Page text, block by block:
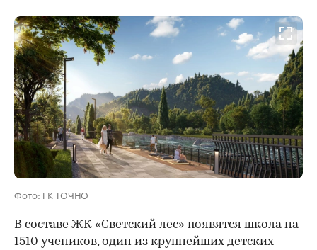
Фото: ГК ТОЧНО
В составе ЖК «Светский лес» появятся школа на
1510 учеников, один из крупнейших детских